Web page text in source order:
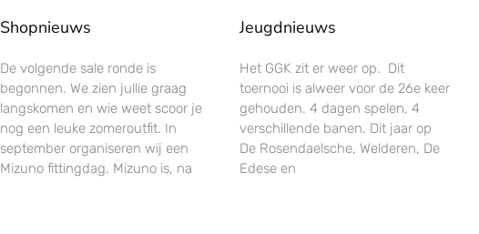
Shopnieuws
De volgende sale ronde is
begonnen. We zien jullie graag
langskomen en wie weet scoor je
nog een leuke zomeroutfit. In
september organiseren wij een
Mizuno fittingdag. Mizuno is, na
Jeugdnieuws
Het GGK zit er weer op. Dit
toernooi is alweer voor de 26e keer
gehouden. 4 dagen spelen, 4
verschillende banen. Dit jaar op
De Rosendaelsche, Welderen, De
Edese en